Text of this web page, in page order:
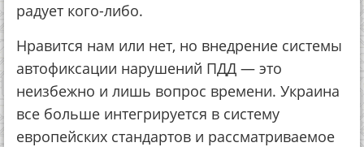
радует кого-либо.
Нравится нам или нет, но внедрение системы
автофиксации нарушений ПДД — это
неизбежно и лишь вопрос времени. Украина
все больше интегрируется в систему
европейских стандартов и рассматриваемое